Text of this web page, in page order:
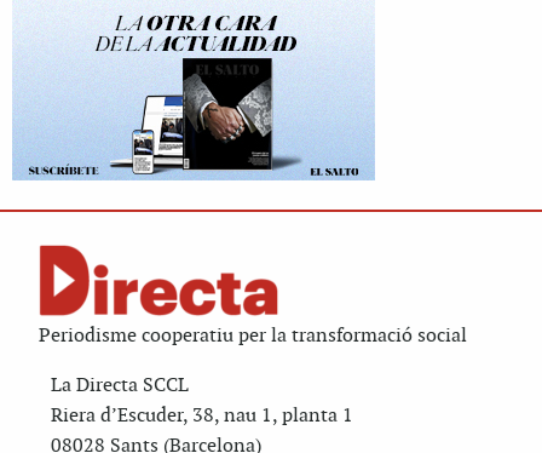
Periodisme cooperatiu per la transformació social
La Directa SCCL
Riera d’Escuder, 38, nau 1, planta 1
08028 Sants (Barcelona)